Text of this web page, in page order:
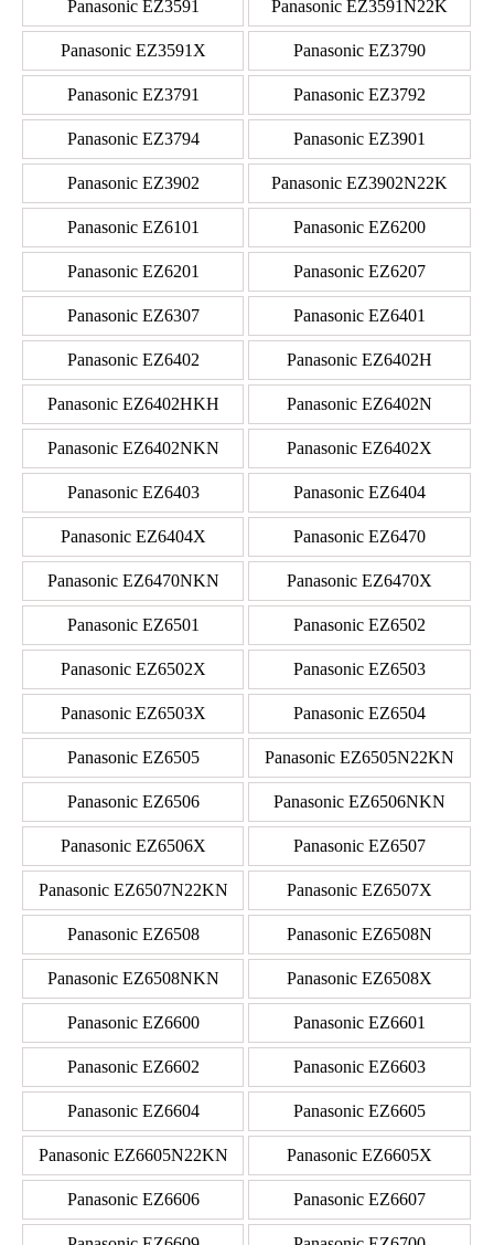
Panasonic EZ3591 Panasonic EZ3591N22K
Panasonic EZ3591X Panasonic EZ3790
Panasonic EZ3791 Panasonic EZ3792
Panasonic EZ3794 Panasonic EZ3901
Panasonic EZ3902 Panasonic EZ3902N22K
Panasonic EZ6101 Panasonic EZ6200
Panasonic EZ6201 Panasonic EZ6207
Panasonic EZ6307 Panasonic EZ6401
Panasonic EZ6402 Panasonic EZ6402H
Panasonic EZ6402HKH Panasonic EZ6402N
Panasonic EZ6402NKN Panasonic EZ6402X
Panasonic EZ6403 Panasonic EZ6404
Panasonic EZ6404X Panasonic EZ6470
Panasonic EZ6470NKN Panasonic EZ6470X
Panasonic EZ6501 Panasonic EZ6502
Panasonic EZ6502X Panasonic EZ6503
Panasonic EZ6503X Panasonic EZ6504
Panasonic EZ6505 Panasonic EZ6505N22KN
Panasonic EZ6506 Panasonic EZ6506NKN
Panasonic EZ6506X Panasonic EZ6507
Panasonic EZ6507N22KN Panasonic EZ6507X
Panasonic EZ6508 Panasonic EZ6508N
Panasonic EZ6508NKN Panasonic EZ6508X
Panasonic EZ6600 Panasonic EZ6601
Panasonic EZ6602 Panasonic EZ6603
Panasonic EZ6604 Panasonic EZ6605
Panasonic EZ6605N22KN Panasonic EZ6605X
Panasonic EZ6606 Panasonic EZ6607